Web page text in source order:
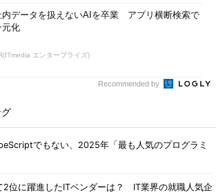
内データを扱えないAIを卒業 アプリ横断検索で
元化
エンタープライズ)
Recommended by
でもない、2025年「最も人気のプログラミ
2位に躍進したITベンダーは？ IT業界の就職人気企